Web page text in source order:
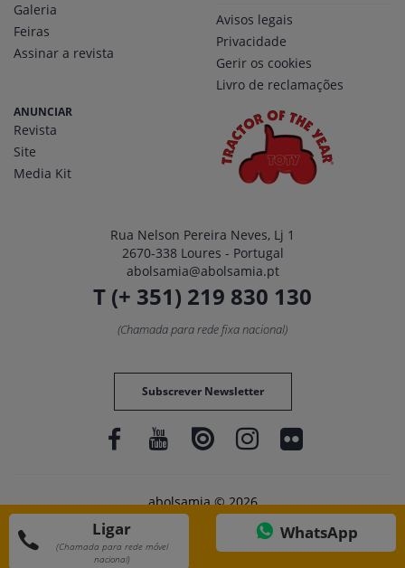
Ligar
(Chamada para rede móvel
nacional)
WhatsApp
Galeria
Feiras
Assinar a revista
Avisos legais
Privacidade
Gerir os cookies
Livro de reclamações
ANUNCIAR
Revista
Site
Media Kit
Rua Nelson Pereira Neves, Lj 1
2670-338 Loures - Portugal
abolsamia@abolsamia.pt
T (+ 351) 219 830 130
(Chamada para rede fixa nacional)
Subscrever Newsletter
abolsamia © 2026